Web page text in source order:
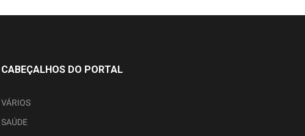
CABEÇALHOS DO PORTAL
VÁRIOS
SAÚDE